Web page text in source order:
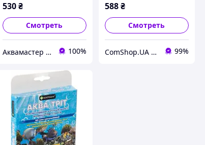
530 ₴
Смотреть
Аквамастер интернет-магазин 100%
588₴
Смотреть
ComShop.UA - Магазин TM Комшоп 99%